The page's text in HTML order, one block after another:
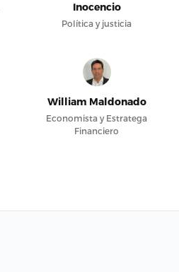
Inocencio
Política y justicia
William Maldonado
Economista y Estratega
Financiero